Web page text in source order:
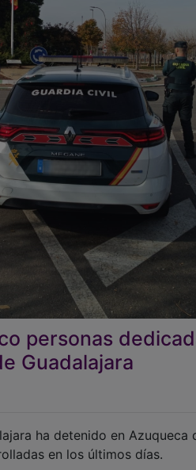
personas
Guadalajara
ha detenido en Azuqueca
en los últimos días.